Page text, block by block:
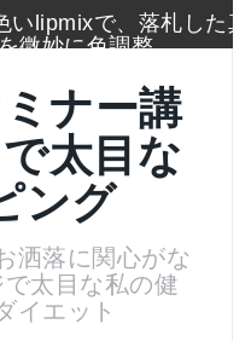
SEIYO防寒タイツもう
売れ筋ランキングをま
挙大公開
メ,血管を広げてデトッ
性化美顔器
のトレカケースでアイ
カード整理
屋さん”はやめてリトル
ナー講
太目な
ング
洒落に関心がな
太目な私の健
イエット